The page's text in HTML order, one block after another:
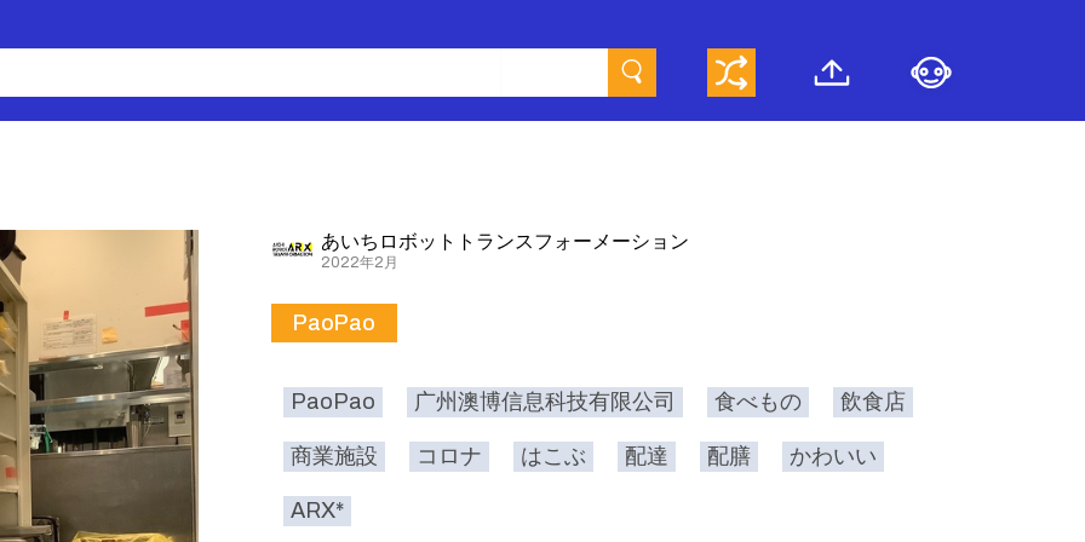
あいちロボットトランスフォーメーション
2022年2月
PaoPao
PaoPao 广州澳博信息科技有限公司 食べもの 飲食店
商業施設 コロナ はこぶ 配達 配膳 かわいい
ARX*